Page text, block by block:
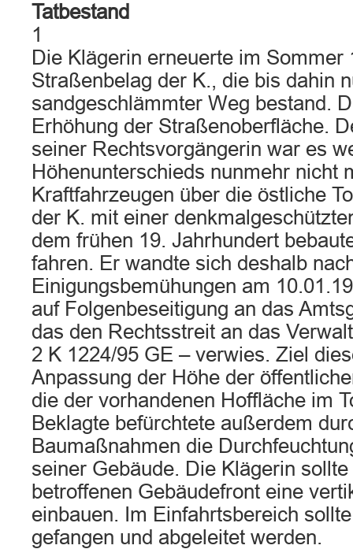
Tatbestand
1
Die Klägerin erneuerte im Sommer
Straßenbelag der K., die bis dahin
sandgeschlämmter Weg bestand.
Erhöhung der Straßenoberfläche.
seiner Rechtsvorgängerin war es
Höhenunterschieds nunmehr nicht
Kraftfahrzeugen über die östliche
der K. mit einer
dem frühen 19. Jahrhundert
fahren. Er wandte sich deshalb
Einigungsbemühungen am
auf Folgenbeseitigung an das
das den Rechtsstreit an das
2 K 1224/95 GE – verwies. Ziel
Anpassung der Höhe der
die der vorhandenen Hoffläche im
Beklagte befürchtete außerdem
Baumaßnahmen die
seiner Gebäude. Die Klägerin
betroffenen Gebäudefront eine
einbauen. Im Einfahrtsbereich
gefangen und abgeleitet werden.